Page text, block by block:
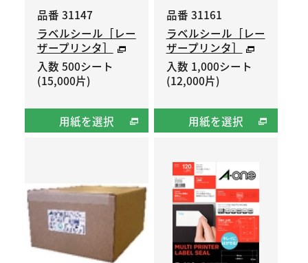
品番 31147
ラベルシール［レー
ザープリンタ］
入数 500シート
(15,000片)
用紙を選択
品番 31161
ラベルシール［レー
ザープリンタ］
入数 1,000シート
(12,000片)
用紙を選択